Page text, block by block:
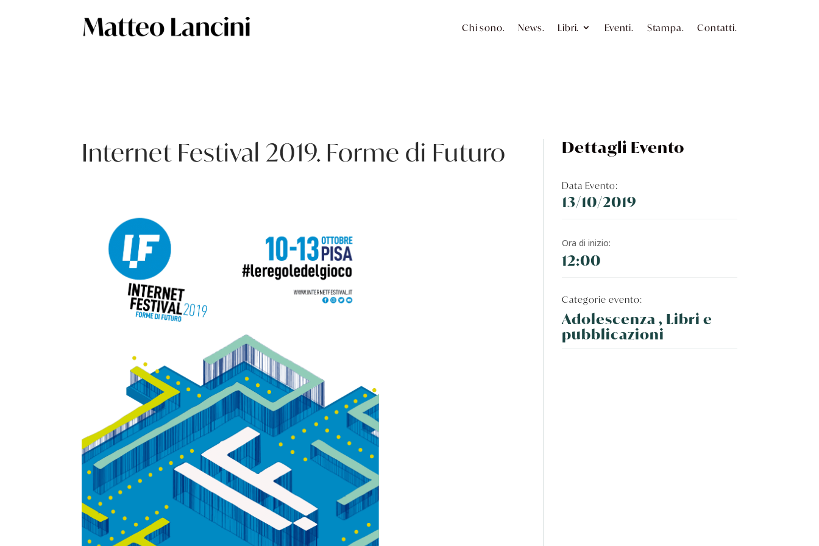
Chi sono. News. Libri. Eventi. Stampa. Contatti.
Internet Festival 2019. Forme di Futuro Dettagli Evento
Data Evento:
13/10/2019
Ora di inizio:
12:00
Categorie evento:
Adolescenza , Libri e
pubblicazioni